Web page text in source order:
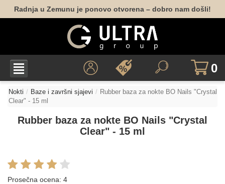
Radnja u Zemunu je ponovo otvorena – dobro nam došli!
0
Nokti Baze i završni sjajevi
Rubber baza za nokte BO Nails "Crystal
Clear" - 15 ml
Rubber baza za nokte BO Nails "Crystal
Clear" - 15 ml
Prosečna ocena: 4